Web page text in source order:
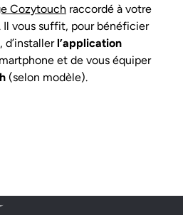
Cozytouch raccordé à votre
Il vous suffit, pour bénéficier
l’application
et de vous équiper
(selon modèle).